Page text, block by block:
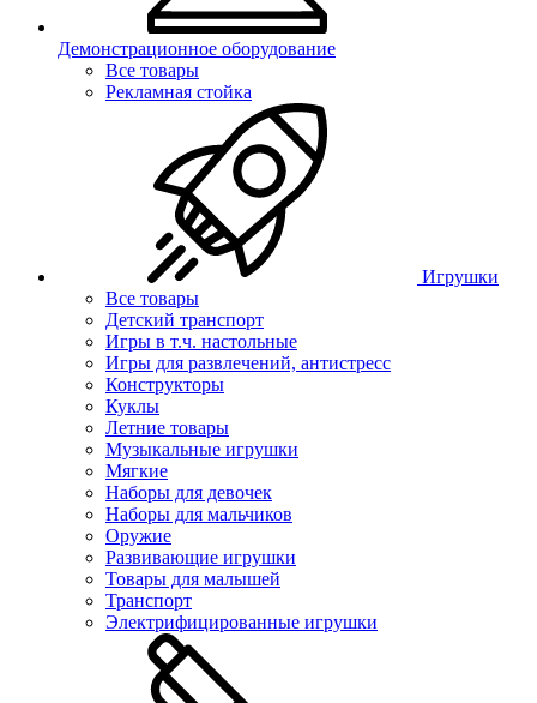
Демонстрационное оборудование
Все товары
Рекламная стойка
Игрушки
Все товары
Детский транспорт
Игры в т.ч. настольные
Игры для развлечений, антистресс
Конструкторы
Куклы
Летние товары
Музыкальные игрушки
Мягкие
Наборы для девочек
Наборы для мальчиков
Оружие
Развивающие игрушки
Товары для малышей
Транспорт
Электрифицированные игрушки